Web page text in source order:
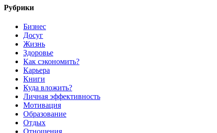
Рубрики
Бизнес
Досуг
Жизнь
Здоровье
Как сэкономить?
Карьера
Книги
Куда вложить?
Личная эффективность
Мотивация
Образование
Отдых